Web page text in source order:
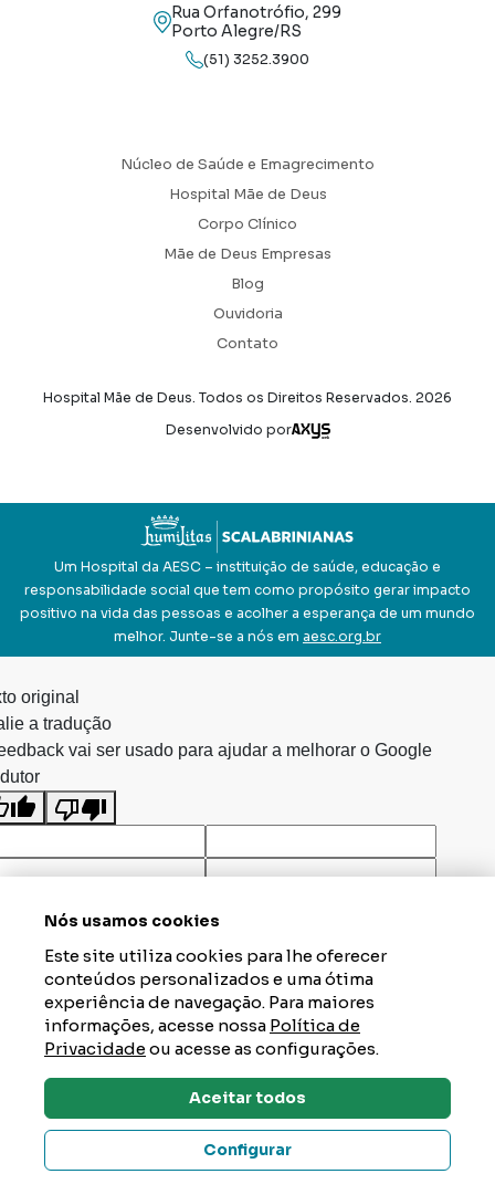
Rua Orfanotrófio, 299
Porto Alegre/RS
(51) 3252.3900
Núcleo de Saúde e Emagrecimento
Hospital Mãe de Deus
Corpo Clínico
Mãe de Deus Empresas
Blog
Ouvidoria
Contato
Hospital Mãe de Deus. Todos os Direitos Reservados. 2026
Desenvolvido por
Axysweb
Um Hospital da AESC – instituição de saúde, educação e
responsabilidade social que tem como propósito gerar impacto
positivo na vida das pessoas e acolher a esperança de um mundo
melhor. Junte-se a nós em aesc.org.br
Dúvidas? Tire Aqui
Nós usamos cookies
Este site utiliza cookies para lhe oferecer
conteúdos personalizados e uma ótima
experiência de navegação. Para maiores
informações, acesse nossa Política de
Privacidadeou acesse as configurações.
Aceitar todos
Configurar
original
a tradução
vai ser usado para ajudar a melhorar o Google